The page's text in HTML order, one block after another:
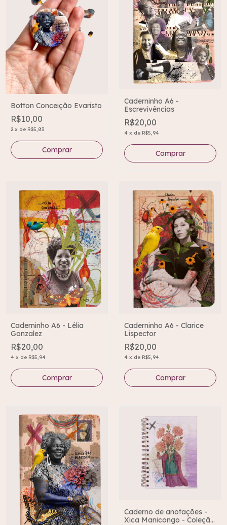
Botton Conceição Evaristo
R$10,00
2 x de R$5,83
Caderninho A6 -
Escrevivências
R$20,00
4 x de R$5,94
Caderninho A6 - Lélia
Gonzalez
R$20,00
4 x de R$5,94
Caderninho A6 - Clarice
Lispector
R$20,00
4 x de R$5,94
Caderno de anotações -
Xica Manicongo - Coleção